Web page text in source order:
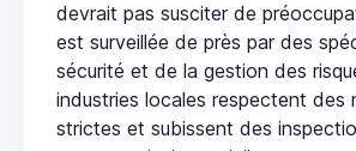
devrait pas susciter de
est surveillée de près par des
sécurité et de la gestion des
industries locales respectent des
strictes et subissent des